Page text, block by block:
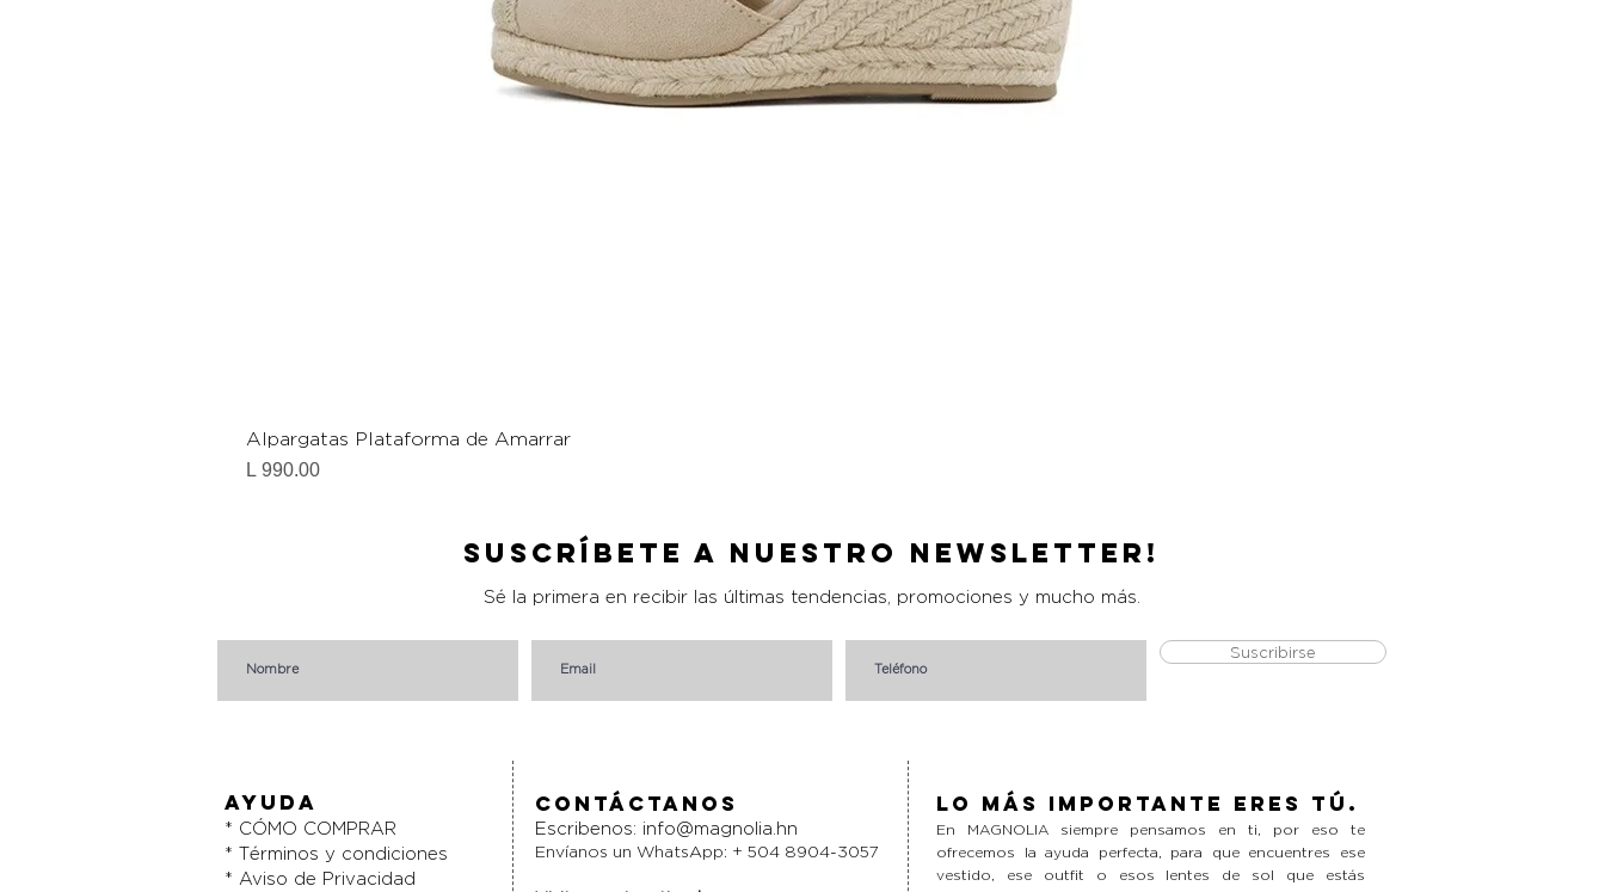
Alpargatas Plataforma de Amarrar
Precio
L 990.00
Suscríbete a nuestro Newsletter!
Sé la primera en recibir las últimas tendencias, promociones y mucho más.
Suscribirse
AYUDA
* CÓMO COMPRAR
* Términos y condiciones
* Aviso de Privacidad
Contáctanos
Escribenos: info@magnolia.hn
Envíanos un WhatsApp: + 504 8904-3057
Lo más importante eres tú.
En MAGNOLIA siempre pensamos en ti, por eso te
ofrecemos la ayuda perfecta, para que encuentres ese
vestido, ese outfit o esos lentes de sol que estás